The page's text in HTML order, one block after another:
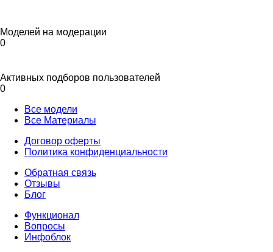
Моделей на модерации
0
Активных подборов пользователей
0
Все модели
Все Материалы
Договор оферты
Политика конфиденциальности
Обратная связь
Отзывы
Блог
Функционал
Вопросы
Инфоблок